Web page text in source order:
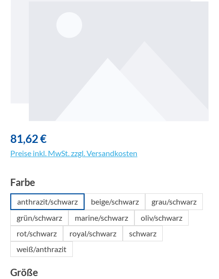
81,62 €
Preise inkl. MwSt. zzgl. Versandkosten
Farbe
anthrazit/schwarz beige/schwarz
grau/schwarz
grün/schwarz
marine/schwarz
oliv/schwarz
rot/schwarz
royal/schwarz
schwarz
weiß/anthrazit
Größe